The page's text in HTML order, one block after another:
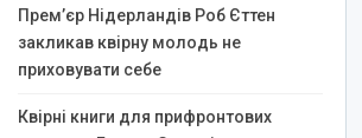
Прем’єр Нідерландів Роб Єттен
закликав квірну молодь не
приховувати себе
Квірні книги для прифронтових